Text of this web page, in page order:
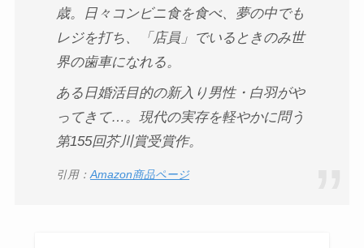
歳。日々コンビニ食を食べ、夢の中でも
レジを打ち、「店員」でいるときのみ世
界の歯車になれる。
ある日婚活目的の新入り男性・白羽がや
ってきて…。現代の実存を軽やかに問う
第155回芥川賞受賞作。
引用： Amazon商品ページ